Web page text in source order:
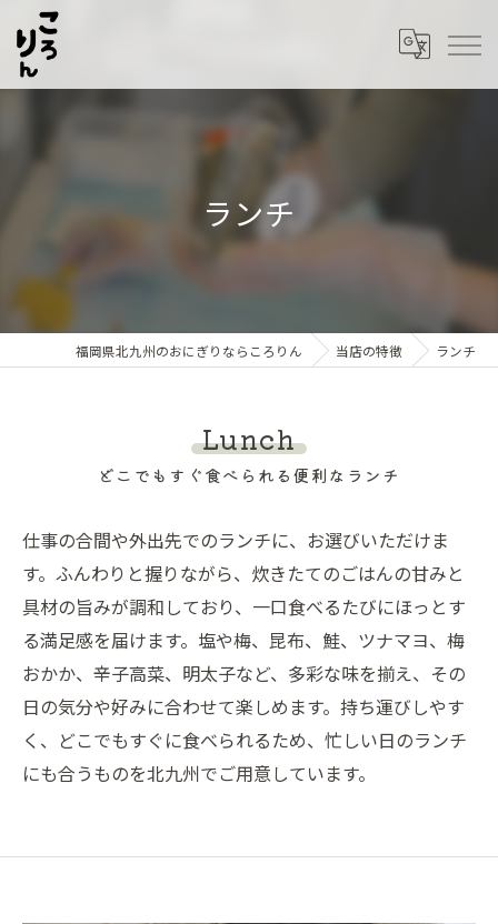
ランチ
福岡県北九州のおにぎりならころりん 当店の特徴 ランチ
どこでもすぐ食べられる便利なランチ
Lunch
仕事の合間や外出先でのランチに、お選びいただけま
す。ふんわりと握りながら、炊きたてのごはんの甘みと
具材の旨みが調和しており、一口食べるたびにほっとす
る満足感を届けます。塩や梅、昆布、鮭、ツナマヨ、梅
おかか、辛子高菜、明太子など、多彩な味を揃え、その
日の気分や好みに合わせて楽しめます。持ち運びしやす
く、どこでもすぐに食べられるため、忙しい日のランチ
にも合うものを北九州でご用意しています。